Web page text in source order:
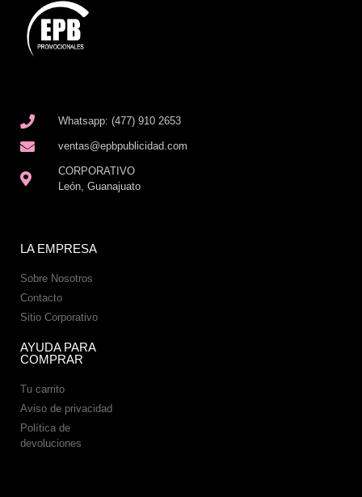
Whatsapp: (477) 910 2653
ventas@epbpublicidad.com
CORPORATIVO
León, Guanajuato
LA EMPRESA
Sobre Nosotros
Contacto
Sitio Corporativo
AYUDA PARA
COMPRAR
Tu carrito
Aviso de privacidad
Política de
devoluciones